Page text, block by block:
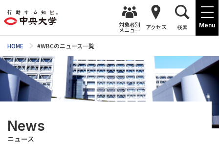
Menu
対象者別
メニュー アクセス 検索
HOME #WBCのニュース一覧
News
ニュース